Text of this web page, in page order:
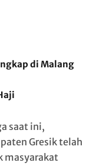
di Malang
saat ini,
Gresik telah
masyarakat